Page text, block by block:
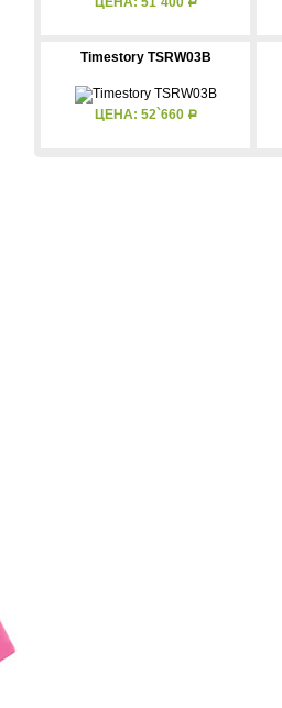
Р
Timestory TSRW03B
ЦЕНА: 52`660 Р